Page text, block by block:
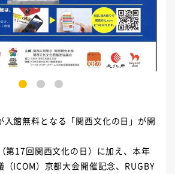
3
入館無料となる「関西文化の日」が開
第17回関西文化の日）に加え、本年
（ICOM）京都大会開催記念、RUGBY